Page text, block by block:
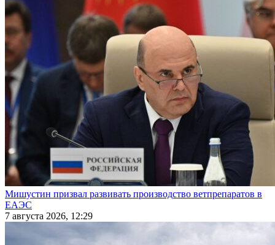
Мишустин призвал развивать производство ветпрепаратов в
ЕАЭС
7 августа 2026, 12:29